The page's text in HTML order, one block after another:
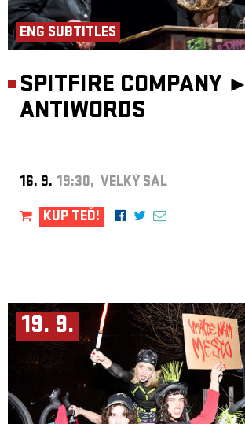
ENG SUBTITLES
SPITFIRE COMPANY ►
ANTIWORDS
16. 9. 19:30, VELKÝ SÁL
KUP TEĎ!
19. 9.